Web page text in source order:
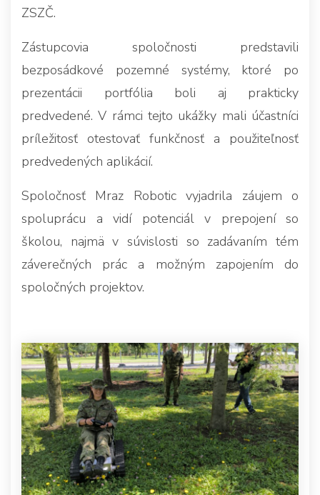
ZSZČ.
Zástupcovia spoločnosti predstavili
bezposádkové pozemné systémy, ktoré po
prezentácii portfólia boli aj prakticky
predvedené. V rámci tejto ukážky mali účastníci
príležitosť otestovať funkčnosť a použiteľnosť
predvedených aplikácií.
Spoločnosť Mraz Robotic vyjadrila záujem o
spoluprácu a vidí potenciál v prepojení so
školou, najmä v súvislosti so zadávaním tém
záverečných prác a možným zapojením do
spoločných projektov.